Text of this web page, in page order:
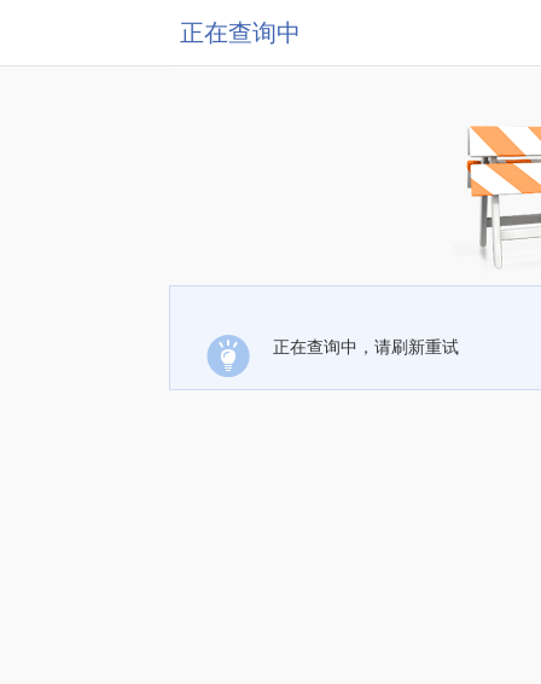
正在查询中
正在查询中，请刷新重试